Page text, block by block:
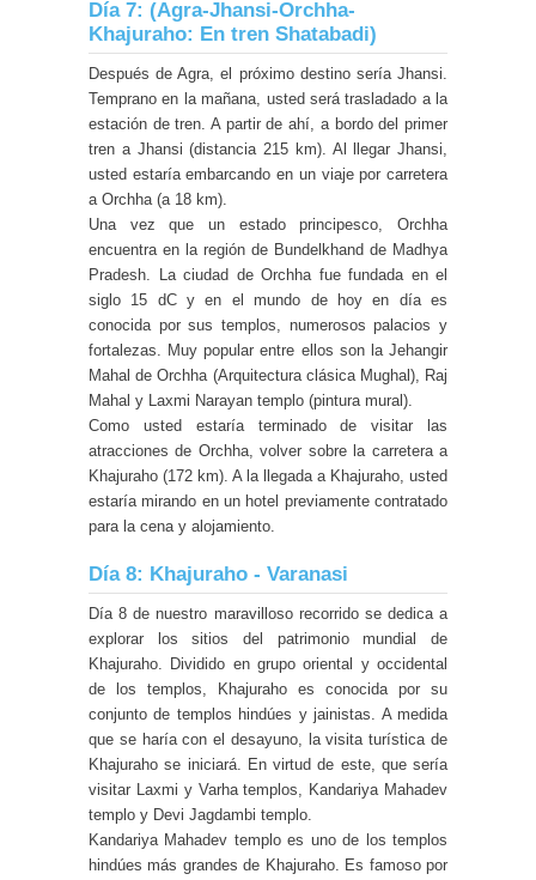
Día 7: (Agra-Jhansi-Orchha-
Khajuraho: En tren Shatabadi)
Después de Agra, el próximo destino sería Jhansi.
Temprano en la mañana, usted será trasladado a la
estación de tren. A partir de ahí, a bordo del primer
tren a Jhansi (distancia 215 km). Al llegar Jhansi,
usted estaría embarcando en un viaje por carretera
a Orchha (a 18 km).
Una vez que un estado principesco, Orchha
encuentra en la región de Bundelkhand de Madhya
Pradesh. La ciudad de Orchha fue fundada en el
siglo 15 dC y en el mundo de hoy en día es
conocida por sus templos, numerosos palacios y
fortalezas. Muy popular entre ellos son la Jehangir
Mahal de Orchha (Arquitectura clásica Mughal), Raj
Mahal y Laxmi Narayan templo (pintura mural).
Como usted estaría terminado de visitar las
atracciones de Orchha, volver sobre la carretera a
Khajuraho (172 km). A la llegada a Khajuraho, usted
estaría mirando en un hotel previamente contratado
para la cena y alojamiento.
Día 8: Khajuraho - Varanasi
Día 8 de nuestro maravilloso recorrido se dedica a
explorar los sitios del patrimonio mundial de
Khajuraho. Dividido en grupo oriental y occidental
de los templos, Khajuraho es conocida por su
conjunto de templos hindúes y jainistas. A medida
que se haría con el desayuno, la visita turística de
Khajuraho se iniciará. En virtud de este, que sería
visitar Laxmi y Varha templos, Kandariya Mahadev
templo y Devi Jagdambi templo.
Kandariya Mahadev templo es uno de los templos
hindúes más grandes de Khajuraho. Es famoso por